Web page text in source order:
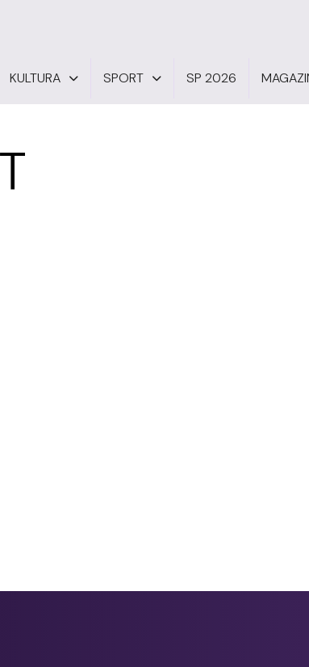
KULTURA SPORT SP 2026